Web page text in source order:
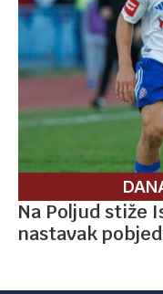
Na Poljud stiže
nastavak